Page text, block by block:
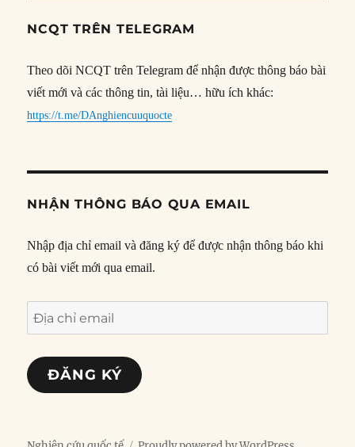
NCQT TRÊN TELEGRAM
Theo dõi NCQT trên Telegram để nhận được thông báo bài
viết mới và các thông tin, tài liệu… hữu ích khác:
https://t.me/DAnghiencuuquocte
NHẬN THÔNG BÁO QUA EMAIL
Nhập địa chỉ email và đăng ký để được nhận thông báo khi
có bài viết mới qua email.
Địa
chỉ
email
ĐĂNG KÝ